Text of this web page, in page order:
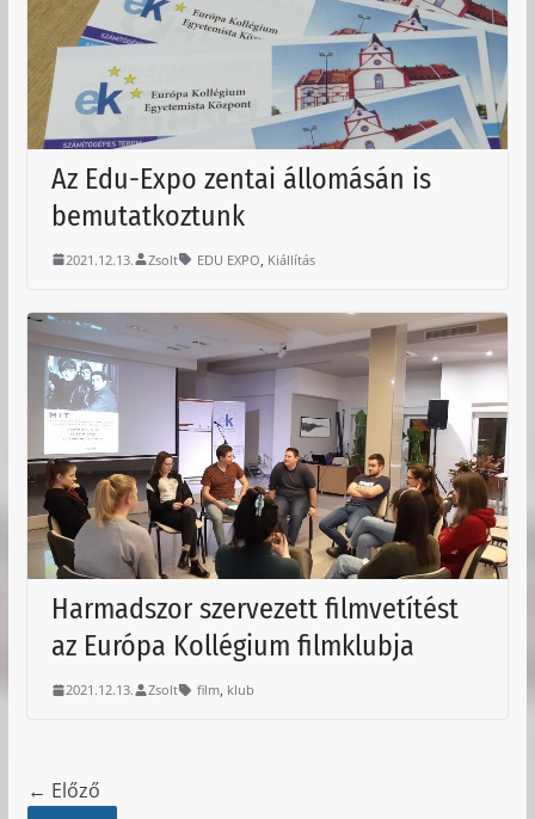
Az Edu-Expo zentai állomásán is
bemutatkoztunk
2021.12.13. Zsolt EDU EXPO, Kiállítás
Harmadszor szervezett filmvetítést
az Európa Kollégium filmklubja
2021.12.13. Zsolt film, klub
← Előző